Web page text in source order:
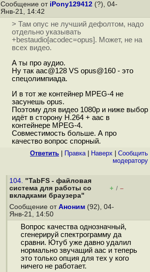
Сообщение от iPony129412 (?), 04-
Янв-21, 14:42
> Там опус не лучший дефолтом, надо
отдельно указывать
+bestaudio[acodec=opus]. Может, не на
всех видео.
А ты про аудио.
Ну так aac@128 VS opus@160 - это
спецолимпиада.
И в тот же контейнер MPEG-4 не
засунешь opus.
Поэтому для видео 1080p и ниже выбор
идёт в сторону H.264 + aac в
контейнере MPEG-4.
Совместимость больше. А про
качество вопрос спорный.
Ответить Правка| Наверх
Cообщить
модератору
104. "TabFS - файловая
система для работы со
вкладками браузера"
+ / –
Сообщение от Аноним (92), 04-
Янв-21, 14:50
Вопрос качества однозначный,
сгенерируй спектрограмму да
сравни. Ютуб уже давно удалил
нормально звучащий aac и теперь
это только опция для тех у кого
ничего не работает.